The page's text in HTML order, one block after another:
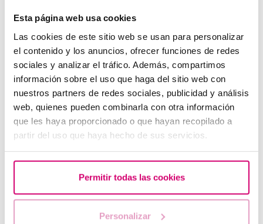
Esta página web usa cookies
Las cookies de este sitio web se usan para personalizar
el contenido y los anuncios, ofrecer funciones de redes
sociales y analizar el tráfico. Además, compartimos
información sobre el uso que haga del sitio web con
nuestros partners de redes sociales, publicidad y análisis
web, quienes pueden combinarla con otra información
que les haya proporcionado o que hayan recopilado a
partir del uso que haya hecho de sus servicios.
Permitir todas las cookies
Personalizar
Endometriosis: Aprende a detectar sus síntomas
Los más leídos